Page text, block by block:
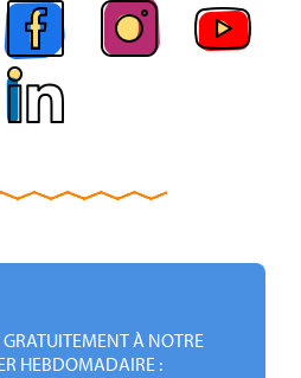
À NOTRE
HEBDOMADAIRE :